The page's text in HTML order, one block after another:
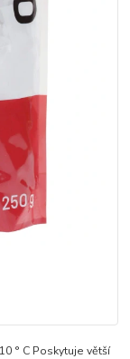
° C Poskytuje větší